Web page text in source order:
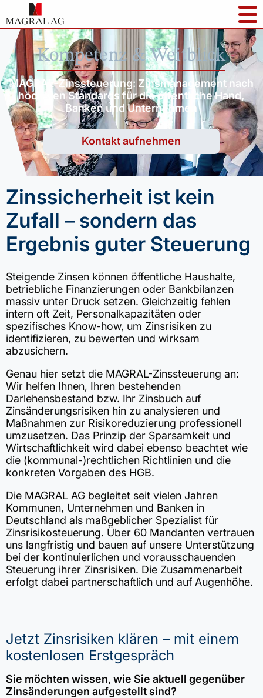
Kompetenz & Weitblick
MAGRAL-Zinssteuerung: Zinsmanagement nach
höchsten Standards für die öffentliche Hand,
Banken und Unternehmen
Kontakt aufnehmen
Zinssicherheit ist kein
Zufall – sondern das
Ergebnis guter Steuerung
Steigende Zinsen können öffentliche Haushalte,
betriebliche Finanzierungen oder Bankbilanzen
massiv unter Druck setzen. Gleichzeitig fehlen
intern oft Zeit, Personalkapazitäten oder
spezifisches Know-how, um Zinsrisiken zu
identifizieren, zu bewerten und wirksam
abzusichern.
Genau hier setzt die MAGRAL-Zinssteuerung an:
Wir helfen Ihnen, Ihren bestehenden
Darlehensbestand bzw. Ihr Zinsbuch auf
Zinsänderungsrisiken hin zu analysieren und
Maßnahmen zur Risikoreduzierung professionell
umzusetzen. Das Prinzip der Sparsamkeit und
Wirtschaftlichkeit wird dabei ebenso beachtet wie
die (kommunal-)rechtlichen Richtlinien und die
konkreten Vorgaben des HGB.
Die MAGRAL AG begleitet seit vielen Jahren
Kommunen, Unternehmen und Banken in
Deutschland als maßgeblicher Spezialist für
Zinsrisikosteuerung. Über 60 Mandanten vertrauen
uns langfristig und bauen auf unsere Unterstützung
bei der kontinuierlichen und vorausschauenden
Steuerung ihrer Zinsrisiken. Die Zusammenarbeit
erfolgt dabei partnerschaftlich und auf Augenhöhe.
Jetzt Zinsrisiken klären – mit einem
kostenlosen Erstgespräch
Sie möchten wissen, wie Sie aktuell gegenüber
Zinsänderungen aufgestellt sind?